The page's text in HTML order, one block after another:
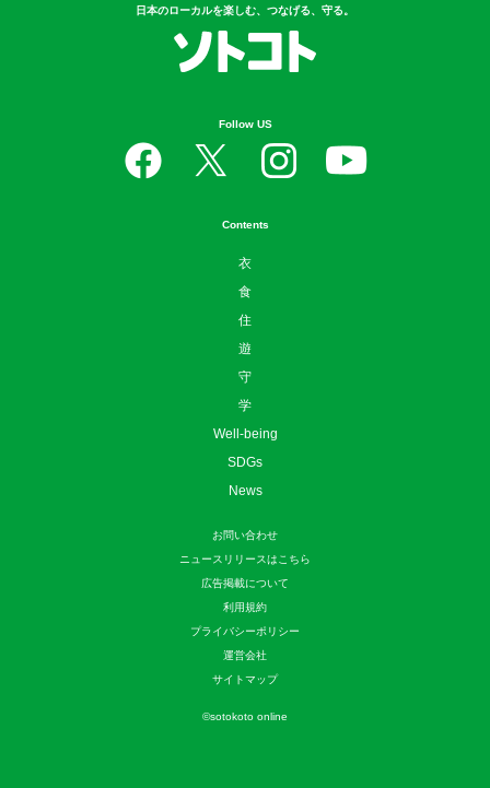
日本のローカルを楽しむ、つなげる、守る。
Follow US
Contents
衣
食
住
遊
守
学
Well-being
SDGs
News
お問い合わせ
ニュースリリースはこちら
広告掲載について
利用規約
プライバシーポリシー
運営会社
サイトマップ
©sotokoto online